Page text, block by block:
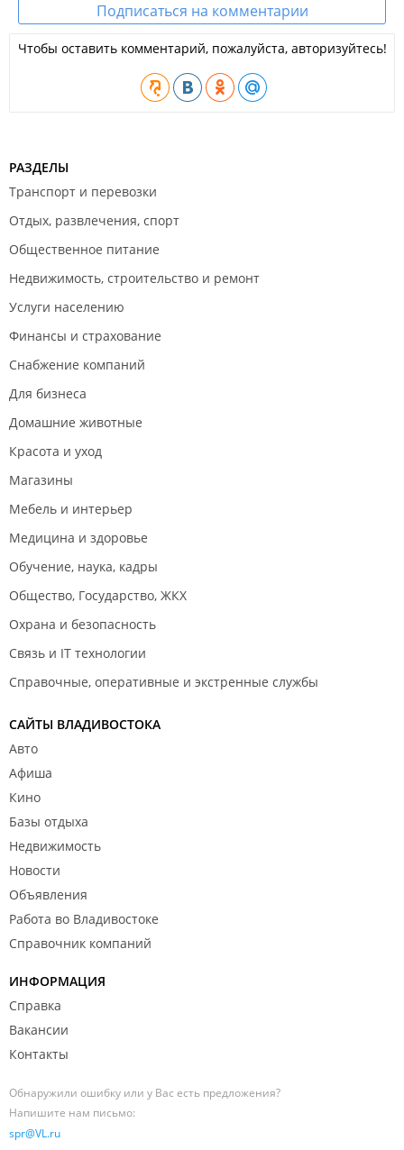
Услуги:
Ежедневная уборка;
Индивидуальная регистрация заезда/отъезда;
Ускоренная регистрация заезда/отъезда;
Видеонаблюдение снаружи здания;
Видеонаблюдение в местах общего пользования;
Датчики дыма;
Размещение домашних животных допускается (услуга
платная).
​ООО "Рилайз".
Гостиница вЕдином реестре объектов классификации в
Подписаться на комментарии
Чтобы оставить комментарий, пожалуйста, авторизуйтесь!
РАЗДЕЛЫ
Транспорт и перевозки
Отдых, развлечения, спорт
Общественное питание
Недвижимость, строительство и ремонт
Услуги населению
Финансы и страхование
Снабжение компаний
Для бизнеса
Домашние животные
Красота и уход
Магазины
Мебель и интерьер
Медицина и здоровье
Обучение, наука, кадры
Общество, Государство, ЖКХ
Охрана и безопасность
Связь и IT технологии
Справочные, оперативные и экстренные службы
САЙТЫ ВЛАДИВОСТОКА
Авто
Афиша
Кино
Базы отдыха
Недвижимость
Новости
Объявления
Работа во Владивостоке
Справочник компаний
ИНФОРМАЦИЯ
Справка
Вакансии
Контакты
Обнаружили ошибку или у Вас есть предложения?
Напишите нам письмо:
spr@VL.ru